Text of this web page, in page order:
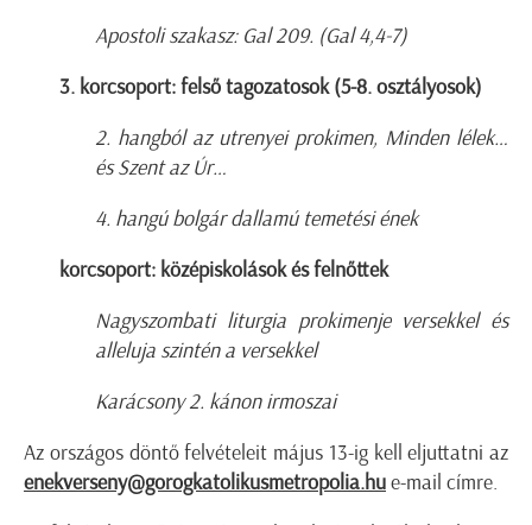
Apostoli szakasz: Gal 209. (Gal 4,4-7)
3. korcsoport: felső tagozatosok (5-8. osztályosok)
2. hangból az utrenyei prokimen, Minden lélek…
és Szent az Úr…
4. hangú bolgár dallamú temetési ének
korcsoport: középiskolások és felnőttek
Nagyszombati liturgia prokimenje versekkel és
alleluja szintén a versekkel
Karácsony 2. kánon irmoszai
Az országos döntő felvételeit május 13-ig kell eljuttatni az
enekverseny@gorogkatolikusmetropolia.hue-mail címre.